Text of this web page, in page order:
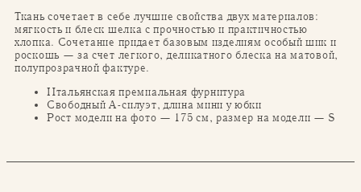
Ткань сочетает в себе лучшие свойства двух материалов:
мягкость и блеск шелка с прочностью и практичностью
хлопка. Сочетание придает базовым изделиям особый шик и
роскошь — за счет легкого, деликатного блеска на матовой,
полупрозрачной фактуре.
Итальянская премиальная фурнитура
Свободный А-силуэт, длина мини у юбки
Рост модели на фото — 175 см, размер на модели — S